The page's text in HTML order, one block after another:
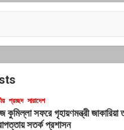
প্রচ্ছদ সারাদেশ
সফরে গৃহায়ণমন্ত্রী জাকারিয়া
সতর্ক প্রশাসন